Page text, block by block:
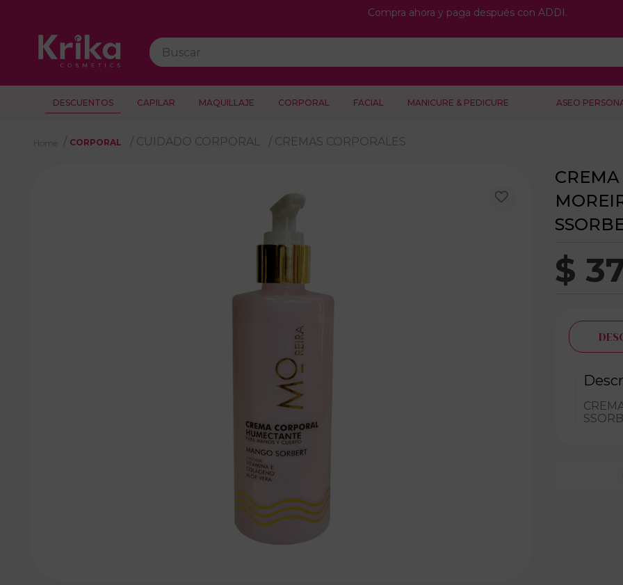
Compra ahora y paga después con ADDI.
Buscar
DESCUENTOS CAPILAR MAQUILLAJE CORPORAL FACIAL MANICURE & PEDICURE ASEO
CORPORAL CUIDADO CORPORAL CREMAS CORPORALES
$